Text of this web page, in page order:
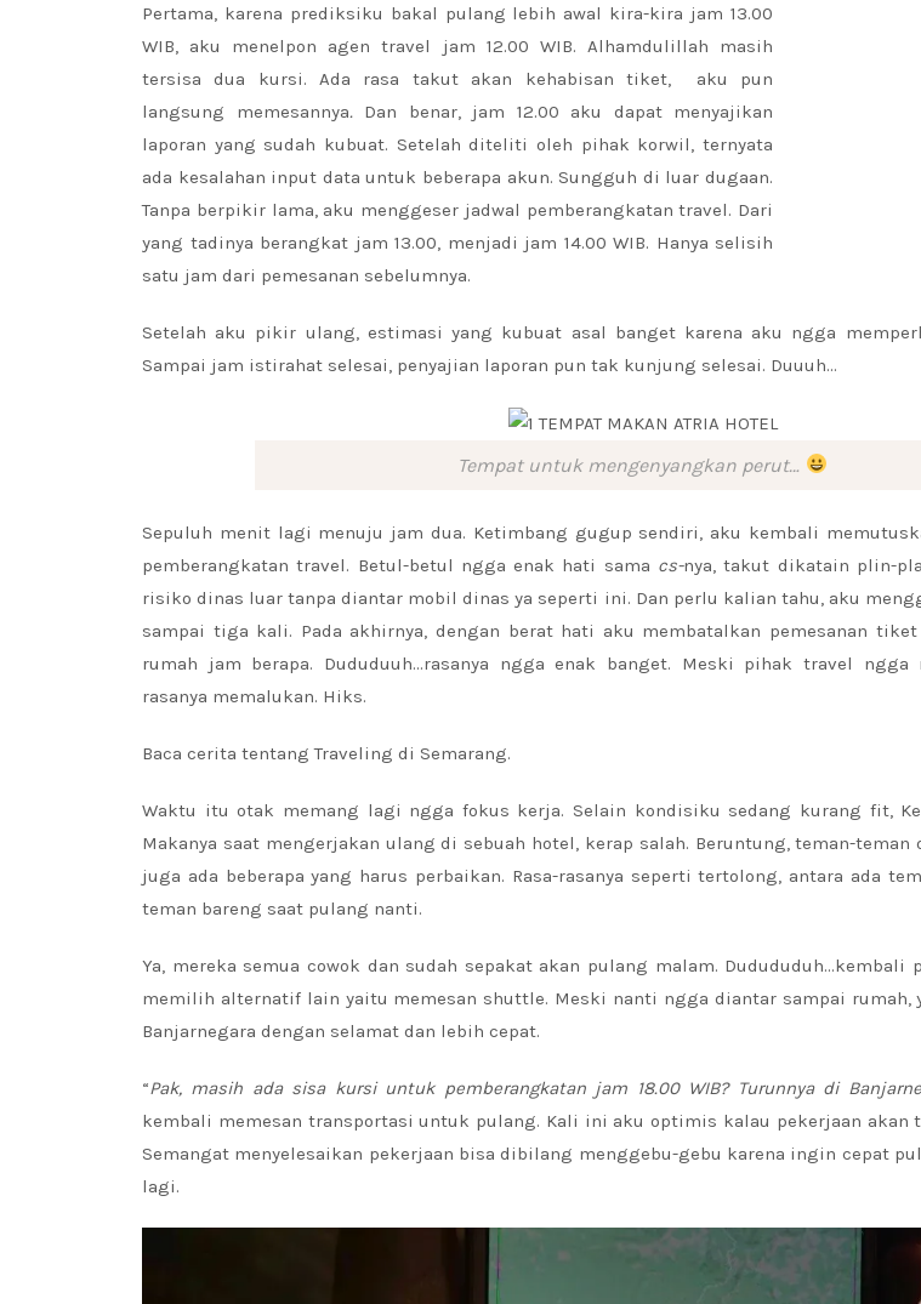
Pertama, karena prediksiku bakal pulang lebih awal kira-kira jam 13.00
WIB, aku menelpon agen travel jam 12.00 WIB. Alhamdulillah masih
tersisa dua kursi. Ada rasa takut akan kehabisan tiket, aku pun
langsung memesannya. Dan benar, jam 12.00 aku dapat menyajikan
laporan yang sudah kubuat. Setelah diteliti oleh pihak korwil, ternyata
ada kesalahan input data untuk beberapa akun. Sungguh di luar dugaan.
Tanpa berpikir lama, aku menggeser jadwal pemberangkatan travel. Dari
yang tadinya berangkat jam 13.00, menjadi jam 14.00 WIB. Hanya selisih
satu jam dari pemesanan sebelumnya.
Setelah aku pikir ulang, estimasi yang kubuat asal banget karena aku ngga
Sampai jam istirahat selesai, penyajian laporan pun tak kunjung selesai. Duuuh…
Tempat untuk mengenyangkan perut…
Sepuluh menit lagi menuju jam dua. Ketimbang gugup sendiri, aku kembali
pemberangkatan travel. Betul-betul ngga enak hati sama cs-nya, takut dikatain plin-
risiko dinas luar tanpa diantar mobil dinas ya seperti ini. Dan perlu kalian tahu, aku
sampai tiga kali. Pada akhirnya, dengan berat hati aku membatalkan pemesanan
rumah jam berapa. Dududuuh…rasanya ngga enak banget. Meski pihak travel ngga
rasanya memalukan. Hiks.
Baca cerita tentang Traveling di Semarang.
Waktu itu otak memang lagi ngga fokus kerja. Selain kondisiku sedang kurang fit,
Makanya saat mengerjakan ulang di sebuah hotel, kerap salah. Beruntung, teman-teman
juga ada beberapa yang harus perbaikan. Rasa-rasanya seperti tertolong, antara ada
teman bareng saat pulang nanti.
Ya, mereka semua cowok dan sudah sepakat akan pulang malam. Dudududuh…kembali
memilih alternatif lain yaitu memesan shuttle. Meski nanti ngga diantar sampai rumah,
Banjarnegara dengan selamat dan lebih cepat.
“Pak, masih ada sisa kursi untuk pemberangkatan jam 18.00 WIB? Turunnya di
kembali memesan transportasi untuk pulang. Kali ini aku optimis kalau pekerjaan akan
Semangat menyelesaikan pekerjaan bisa dibilang menggebu-gebu karena ingin cepat
lagi.